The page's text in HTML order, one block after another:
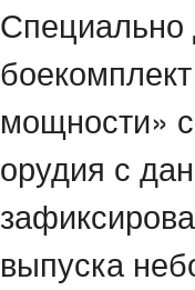
мощности»
орудия с
выпуска